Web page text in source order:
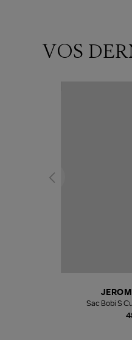
VOS
Sac Bobi S